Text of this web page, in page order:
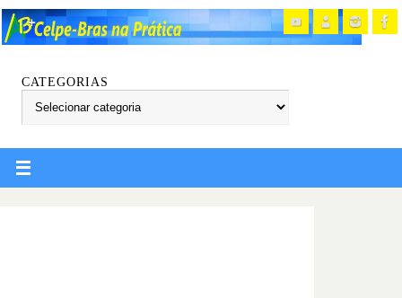
CATEGORIAS